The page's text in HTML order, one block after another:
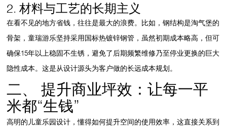
2. 材料与工艺的长期主义
在看不见的地方省钱，往往是最大的浪费。比如，钢结构是淘气堡的
骨架，童瑞游乐坚持采用国标热镀锌钢管，虽然初期成本略高，但可
确保15年以上稳固不生锈，避免了后期频繁维修乃至停业更换的巨大
隐性成本。这是从设计源头为客户做的长远成本规划。
二、 提升商业坪效：让每一平
米都“生钱”
高明的 儿童乐园设计 ，懂得如何提升空间的使用效率，这直接关系到